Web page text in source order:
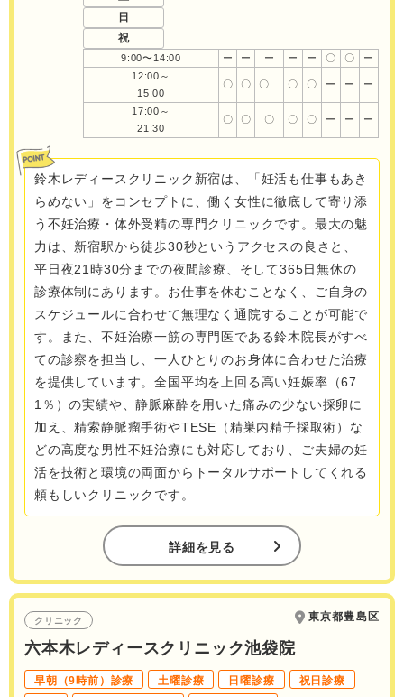
日
祝
9:00〜14:00 ー ー ー ー ー 〇 〇
ー
12:00～
15:00
〇 〇 〇 〇 〇 ー ー ー
17:00～
21:30
〇 〇 〇 〇 〇 ー ー ー
鈴木レディースクリニック新宿は、「妊活も仕事もあき
らめない」をコンセプトに、働く女性に徹底して寄り添
う不妊治療・体外受精の専門クリニックです。最大の魅
力は、新宿駅から徒歩30秒というアクセスの良さと、
平日夜21時30分までの夜間診療、そして365日無休の
診療体制にあります。お仕事を休むことなく、ご自身の
スケジュールに合わせて無理なく通院することが可能で
す。また、不妊治療一筋の専門医である鈴木院長がすべ
ての診察を担当し、一人ひとりのお身体に合わせた治療
を提供しています。全国平均を上回る高い妊娠率（67.
1％）の実績や、静脈麻酔を用いた痛みの少ない採卵に
加え、精索静脈瘤手術やTESE（精巣内精子採取術）な
どの高度な男性不妊治療にも対応しており、ご夫婦の妊
活を技術と環境の両面からトータルサポートしてくれる
頼もしいクリニックです。
詳細を見る
クリニック 東京都豊島区
六本木レディースクリニック池袋院
早朝（9時前）診療 土曜診療 日曜診療
祝日診療